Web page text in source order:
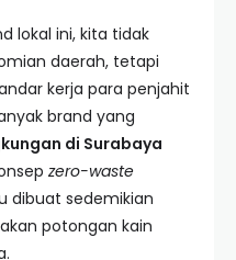
lokal ini, kita tidak
daerah, tetapi
kerja para penjahit
brand yang
di Surabaya
zero-waste
dibuat sedemikian
potongan kain